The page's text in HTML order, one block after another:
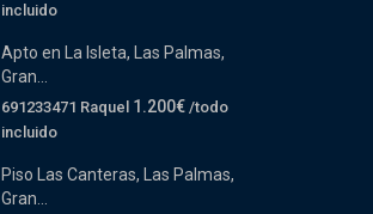
incluido
Apto en La Isleta, Las Palmas,
Gran...
691233471 Raquel 1.200€ /todo
incluido
Piso Las Canteras, Las Palmas,
Gran...